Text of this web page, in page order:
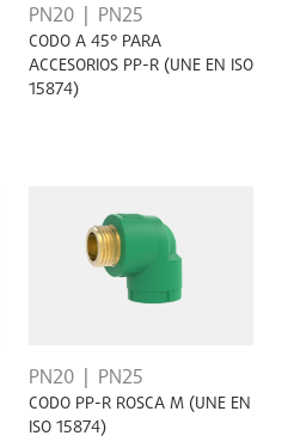
PN20 PN25
CODO A 45° PARA
ACCESORIOS PP-R (UNE EN ISO
15874)
PN20 PN25
CODO PP-R ROSCA M (UNE EN
ISO 15874)